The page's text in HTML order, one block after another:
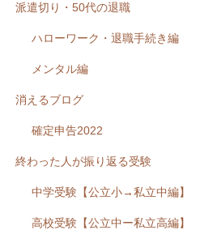
派遣切り・50代の退職
ハローワーク・退職手続き編
メンタル編
消えるブログ
確定申告2022
終わった人が振り返る受験
中学受験【公立小→私立中編】
高校受験【公立中ー私立高編】